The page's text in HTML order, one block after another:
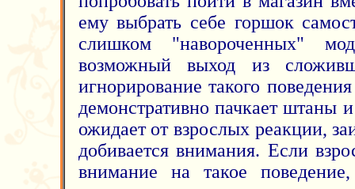
ему выбрать себе горшок
слишком "навороченных"
возможный выход из
игнорирование такого
демонстративно пачкает штаны
ожидает от взрослых реакции,
добивается внимания. Если
внимание на такое